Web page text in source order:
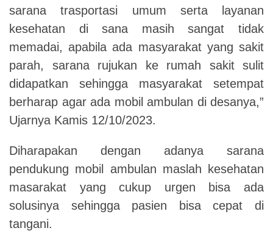
sarana trasportasi umum serta layanan
kesehatan di sana masih sangat tidak
memadai, apabila ada masyarakat yang sakit
parah, sarana rujukan ke rumah sakit sulit
didapatkan sehingga masyarakat setempat
berharap agar ada mobil ambulan di desanya,”
Ujarnya Kamis 12/10/2023.
Diharapakan dengan adanya sarana
pendukung mobil ambulan maslah kesehatan
masarakat yang cukup urgen bisa ada
solusinya sehingga pasien bisa cepat di
tangani.